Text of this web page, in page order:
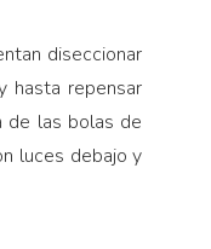
diseccionar
hasta repensar
de las bolas de
luces debajo y